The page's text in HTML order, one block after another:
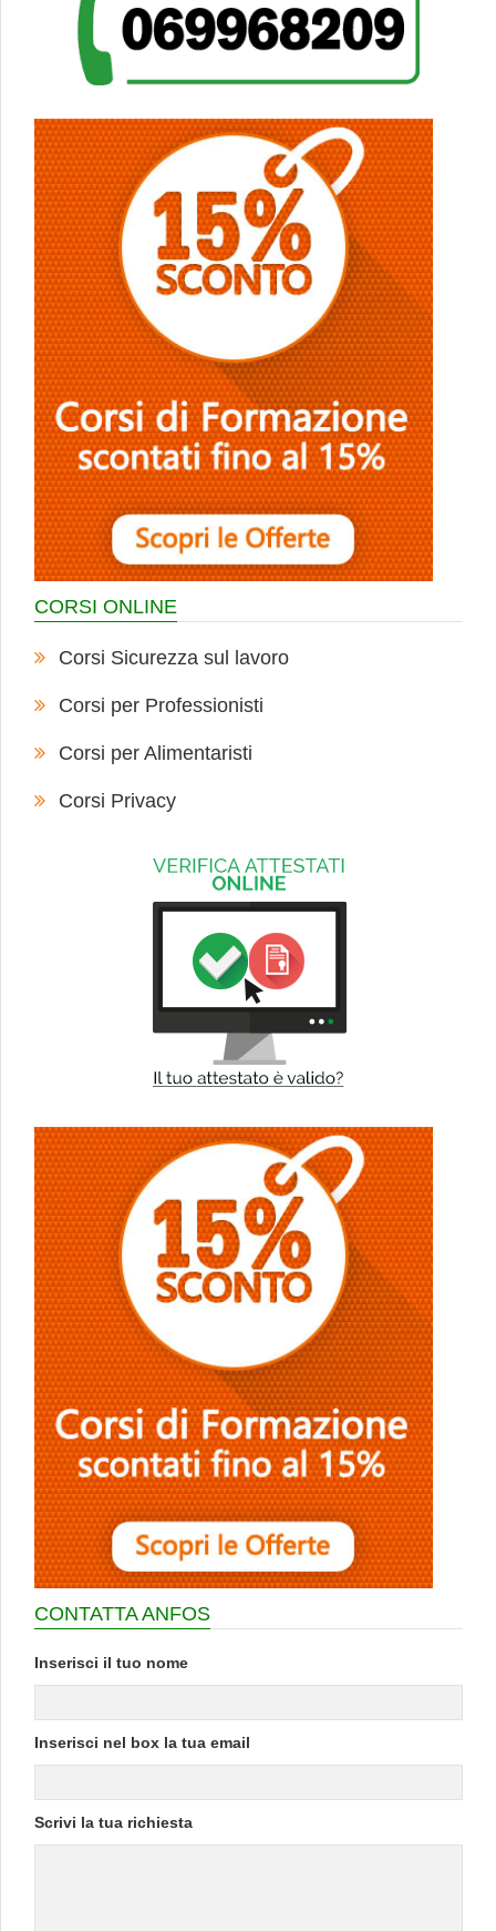
CORSI ONLINE
Corsi Sicurezza sul lavoro
Corsi per Professionisti
Corsi per Alimentaristi
Corsi Privacy
CONTATTA ANFOS
Inserisci il tuo nome
Inserisci nel box la tua email
Scrivi la tua richiesta